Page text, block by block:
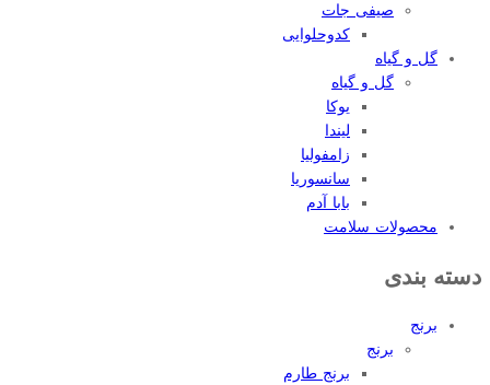
صیفی جات
کدوحلوایی
گل و گیاه
گل و گیاه
یوکا
لیندا
زامفولیا
سانسوریا
بابا آدم
محصولات سلامت
دسته بندی
برنج
برنج
برنج طارم